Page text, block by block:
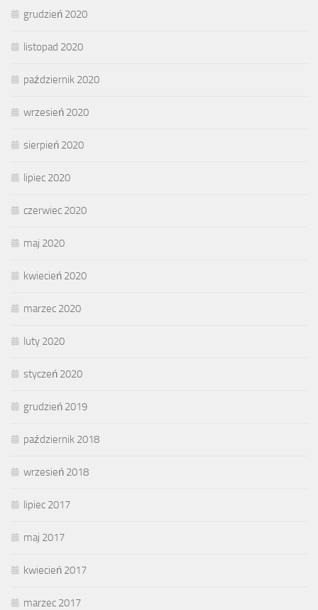
grudzień 2020
listopad 2020
październik 2020
wrzesień 2020
sierpień 2020
lipiec 2020
czerwiec 2020
maj 2020
kwiecień 2020
marzec 2020
luty 2020
styczeń 2020
grudzień 2019
październik 2018
wrzesień 2018
lipiec 2017
maj 2017
kwiecień 2017
marzec 2017